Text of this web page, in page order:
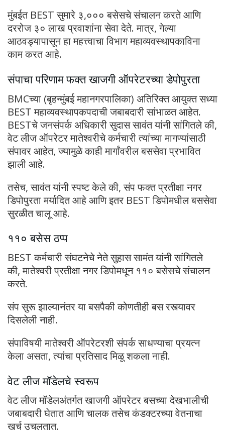
मुंबईत BEST सुमारे ३,००० बसेसचे संचालन करते आणि
दररोज ३० लाख प्रवाशांना सेवा देते. मात्र, गेल्या
आठवड्यापासून हा महत्त्वाचा विभाग महाव्यवस्थापकाविना
काम करत आहे.
संपाचा परिणाम फक्त खाजगी ऑपरेटरच्या डेपोपुरता
BMCच्या (बृहन्मुंबई महानगरपालिका) अतिरिक्त आयुक्त सध्या
BEST महाव्यवस्थापकपदाची जबाबदारी सांभाळत आहेत.
BESTचे जनसंपर्क अधिकारी सुदास सावंत यांनी सांगितले की,
वेट लीज ऑपरेटर मातेश्वरीचे कर्मचारी त्यांच्या मागण्यांसाठी
संपावर आहेत, ज्यामुळे काही मार्गांवरील बससेवा प्रभावित
झाली आहे.
तसेच, सावंत यांनी स्पष्ट केले की, संप फक्त प्रतीक्षा नगर
डिपोपुरता मर्यादित आहे आणि इतर BEST डिपोमधील बससेवा
सुरळीत चालू आहे.
११० बसेस ठप्प
BEST कर्मचारी संघटनेचे नेते सुहास सामंत यांनी सांगितले
की, मातेश्वरी प्रतीक्षा नगर डिपोमधून ११० बसेसचे संचालन
करते.
संप सुरू झाल्यानंतर या बसपैकी कोणतीही बस रस्त्यावर
दिसलेली नाही.
संपाविषयी मातेश्वरी ऑपरेटरशी संपर्क साधण्याचा प्रयत्न
केला असता, त्यांचा प्रतिसाद मिळू शकला नाही.
वेट लीज मॉडेलचे स्वरूप
वेट लीज मॉडेलअंतर्गत खाजगी ऑपरेटर बसच्या देखभालीची
जबाबदारी घेतात आणि चालक तसेच कंडक्टरच्या वेतनाचा
खर्च उचलतात.